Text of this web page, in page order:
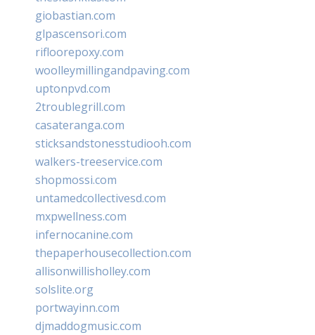
giobastian.com
glpascensori.com
rifloorepoxy.com
woolleymillingandpaving.com
uptonpvd.com
2troublegrill.com
casateranga.com
sticksandstonesstudiooh.com
walkers-treeservice.com
shopmossi.com
untamedcollectivesd.com
mxpwellness.com
infernocanine.com
thepaperhousecollection.com
allisonwillisholley.com
solslite.org
portwayinn.com
djmaddogmusic.com